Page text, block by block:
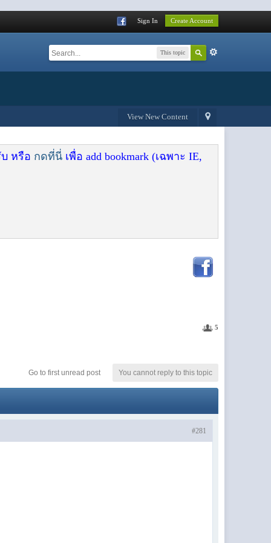
Sign In Create Account
This topic
View New Content
หรือ กดที่นี่ เพื่อ add bookmark (เฉพาะ IE,
5
You cannot reply to this topic
Go to first unread post
#281